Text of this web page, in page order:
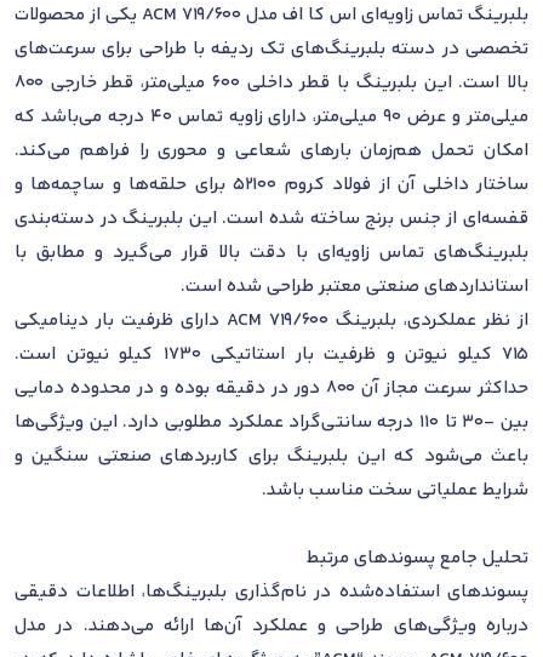
بلبرینگ تماس زاویه‌ای اس کا اف مدل 719/600 ACM یکی از محصولات
تخصصی در دسته بلبرینگ‌های تک ردیفه با طراحی برای سرعت‌های
بالا است. این بلبرینگ با قطر داخلی 600 میلی‌متر، قطر خارجی 800
میلی‌متر و عرض 90 میلی‌متر، دارای زاویه تماس 40 درجه می‌باشد که
امکان تحمل هم‌زمان بارهای شعاعی و محوری را فراهم می‌کند.
ساختار داخلی آن از فولاد کروم 52100 برای حلقه‌ها و ساچمه‌ها و
قفسه‌ای از جنس برنج ساخته شده است. این بلبرینگ در دسته‌بندی
بلبرینگ‌های تماس زاویه‌ای با دقت بالا قرار می‌گیرد و مطابق با
استانداردهای صنعتی معتبر طراحی شده است.
از نظر عملکردی، بلبرینگ 719/600 ACM دارای ظرفیت بار دینامیکی
715 کیلو نیوتن و ظرفیت بار استاتیکی 1730 کیلو نیوتن است.
حداکثر سرعت مجاز آن 800 دور در دقیقه بوده و در محدوده دمایی
بین -30 تا 110 درجه سانتی‌گراد عملکرد مطلوبی دارد. این ویژگی‌ها
باعث می‌شود که این بلبرینگ برای کاربردهای صنعتی سنگین و
شرایط عملیاتی سخت مناسب باشد.
تحلیل جامع پسوندهای مرتبط
پسوندهای استفاده‌شده در نام‌گذاری بلبرینگ‌ها، اطلاعات دقیقی
درباره ویژگی‌های طراحی و عملکرد آن‌ها ارائه می‌دهند. در مدل